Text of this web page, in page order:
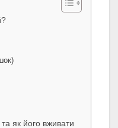
та як його вживати